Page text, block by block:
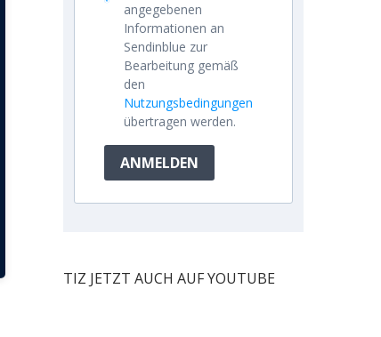
angegebenen
Informationen an
Sendinblue zur
Bearbeitung gemäß
den
Nutzungsbedingungen
übertragen werden.
ANMELDEN
TIZ JETZT AUCH AUF YOUTUBE